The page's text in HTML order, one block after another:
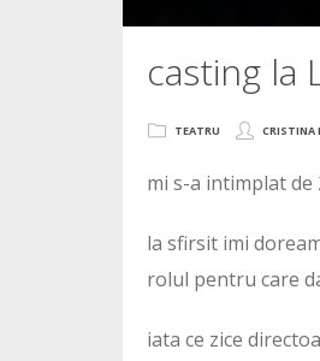
casting la
TEATRU CRISTINA
mi s-a intimplat de
la sfirsit imi
rolul pentru care
iata ce zice